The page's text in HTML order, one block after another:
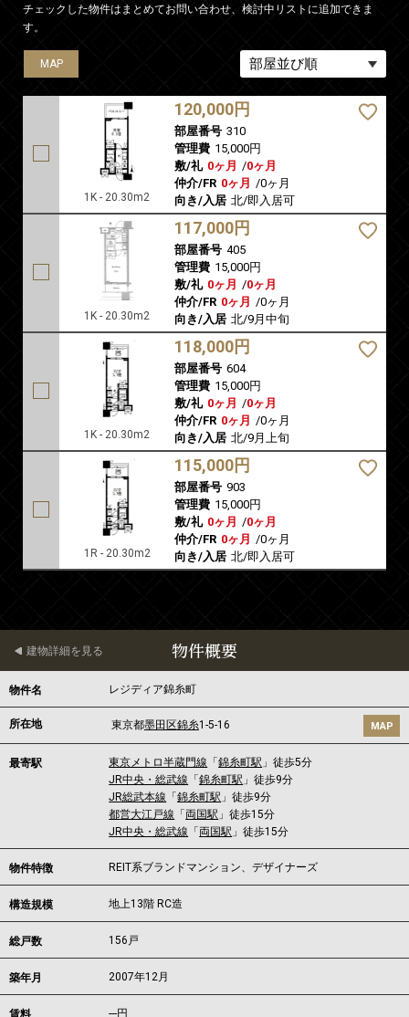
チェックした物件はまとめてお問い合わせ、検討中リストに追加できま
す。
MAP
1K - 20.30m2
120,000円
部屋番号 310
管理費 15,000円
敷/礼 0ヶ月 /0ヶ月
仲介/FR 0ヶ月 /0ヶ月
向き/入居 北/即入居可
MAP
1K - 20.30m2
117,000円
部屋番号 405
管理費 15,000円
敷/礼 0ヶ月 /0ヶ月
仲介/FR 0ヶ月 /0ヶ月
向き/入居 北/9月中旬
MAP
1K - 20.30m2
118,000円
部屋番号 604
管理費 15,000円
敷/礼 0ヶ月 /0ヶ月
仲介/FR 0ヶ月 /0ヶ月
向き/入居 北/9月上旬
MAP
1R - 20.30m2
115,000円
部屋番号 903
管理費 15,000円
敷/礼 0ヶ月 /0ヶ月
仲介/FR 0ヶ月 /0ヶ月
向き/入居 北/即入居可
物件概要
建物詳細を見る
物件名 レジディア錦糸町
所在地 東京都墨田区錦糸1-5-16 MAP
最寄駅 東京メトロ半蔵門線 「錦糸町駅 」徒歩5分
JR中央・総武線 「錦糸町駅 」徒歩9分
JR総武本線 「錦糸町駅 」徒歩9分
都営大江戸線 「両国駅 」徒歩15分
JR中央・総武線 「両国駅 」徒歩15分
物件特徴 REIT系ブランドマンション、デザイナーズ
構造規模 地上13階 RC造
総戸数 156戸
築年月 2007年12月
---円